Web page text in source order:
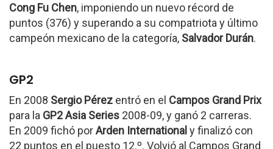
Cong Fu Chen, imponiendo un nuevo récord de
puntos (376) y superando a su compatriota y último
campeón mexicano de la categoría, Salvador Durán.
GP2
En 2008 Sergio Pérez entró en el Campos Grand Prix
para la GP2 Asia Series 2008-09, y ganó 2 carreras.
En 2009 fichó porArden International y finalizó con
22 puntos en el puesto 12.º. Volvió al Campos Grand